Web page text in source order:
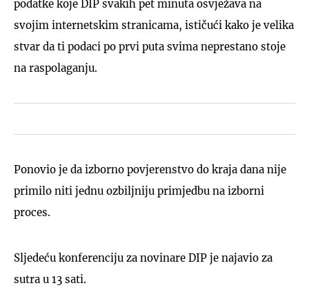
podatke koje DIP svakih pet minuta osvježava na
svojim internetskim stranicama, ističući kako je velika
stvar da ti podaci po prvi puta svima neprestano stoje
na raspolaganju.
Ponovio je da izborno povjerenstvo do kraja dana nije
primilo niti jednu ozbiljniju primjedbu na izborni
proces.
Sljedeću konferenciju za novinare DIP je najavio za
sutra u 13 sati.